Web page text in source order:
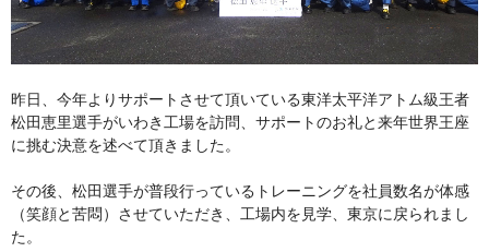
昨日、今年よりサポートさせて頂いている東洋太平洋アトム級王者
松田恵里選手がいわき工場を訪問、サポートのお礼と来年世界王座
に挑む決意を述べて頂きました。
その後、松田選手が普段行っているトレーニングを社員数名が体感
（笑顔と苦悶）させていただき、工場内を見学、東京に戻られまし
た。